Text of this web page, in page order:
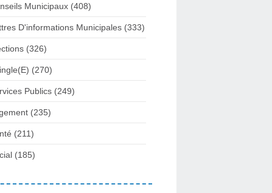
Municipaux (408)
D'informations Municipales (333)
(326)
(270)
Publics (249)
(235)
(211)
(185)